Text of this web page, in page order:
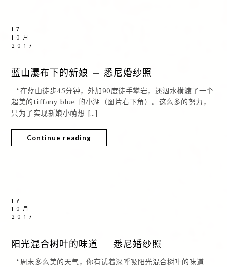
17
10月
2017
蓝山瀑布下的新娘 – 悉尼婚纱照
“在蓝山徒步45分钟，外加90度徒手攀岩，还泅水横渡了一个
超美的tiffany blue 的小湖（图片右下角）。这么多的努力，
只为了实现新娘小萌想 […]
Continue reading
17
10月
2017
阳光混合树叶的味道 – 悉尼婚纱照
“周末多么美的天气，你有试着深呼吸阳光混合树叶的味道